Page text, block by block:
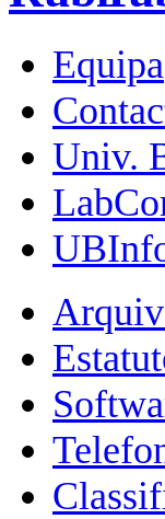
Equipa
Univ.